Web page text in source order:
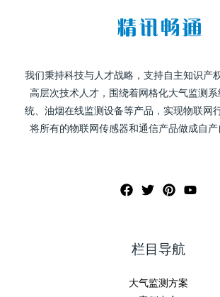
我们秉持科技与人才战略，支持自主知识产
高层次技术人才，围绕着网格化大气监测
统、油烟在线监测设备等产品，实现物联网
将所有的物联网传感器和通信产品做成自
栏目导航
大气监测方案